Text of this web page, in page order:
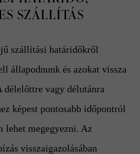
SZÁLLÍTÁS
szállítási határidőkről
állapodnunk és azokat vissza
vagy délutánra
képest pontosabb időpontról
lehet megegyezni. Az
visszaigazolásában